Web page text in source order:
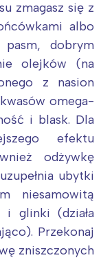
zmagasz się z
albo
pasm, dobrym
olejków (na
z nasion
omega-
i blask. Dla
efektu
odżywkę
ubytki
niesamowitą
i glinki (działa
Przekonaj
zniszczonych